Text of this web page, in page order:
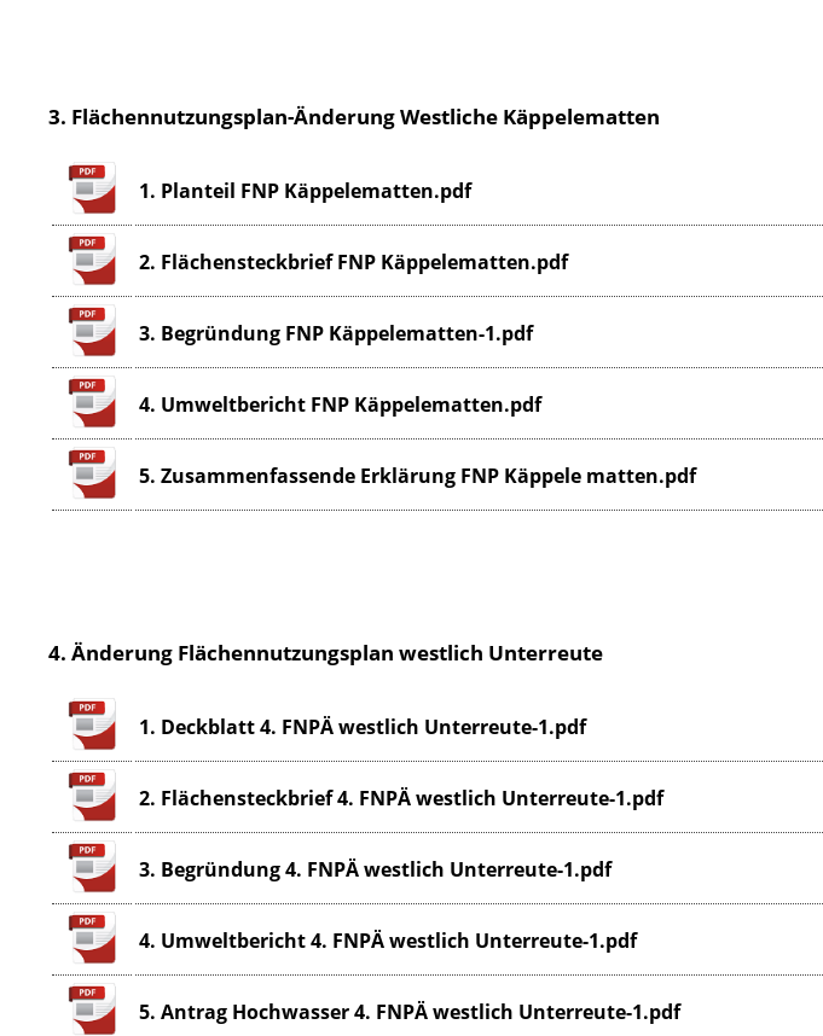
3. Flächennutzungsplan-Änderung Westliche Käppelematten
1. Planteil FNP Käppelematten.pdf
2. Flächensteckbrief FNP Käppelematten.pdf
3. Begründung FNP Käppelematten-1.pdf
4. Umweltbericht FNP Käppelematten.pdf
5. Zusammenfassende Erklärung FNP Käppele matten.pdf
4. Änderung Flächennutzungsplan westlich Unterreute
1. Deckblatt 4. FNPÄ westlich Unterreute-1.pdf
2. Flächensteckbrief 4. FNPÄ westlich Unterreute-1.pdf
3. Begründung 4. FNPÄ westlich Unterreute-1.pdf
4. Umweltbericht 4. FNPÄ westlich Unterreute-1.pdf
5. Antrag Hochwasser 4. FNPÄ westlich Unterreute-1.pdf